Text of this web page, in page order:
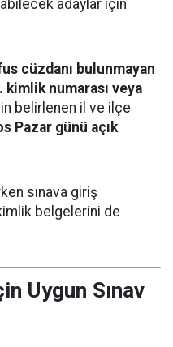
adaylar için
cüzdanı bulunmayan
kimlik numarası veya
belirlenen il ve ilçe
Pazar günü açık
sınava giriş
belgelerini de
Uygun Sınav